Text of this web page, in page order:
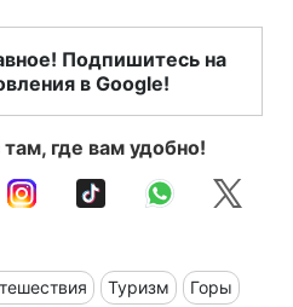
Подпишитесь на
в Google!
где вам удобно!
Туризм Горы